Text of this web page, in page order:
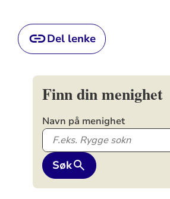
Del lenke
Finn din menighet
Navn på menighet
Søk